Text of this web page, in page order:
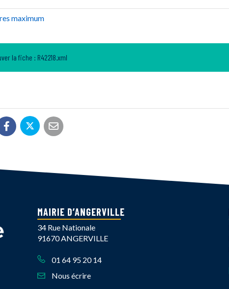
maximum
la fiche : R42218.xml
Partager sur Facebook
Partager sur Twitter
Partager par email
Instagram
Youtube
MAIRIE D’ANGERVILLE
34 Rue Nationale
91670 ANGERVILLE
01 64 95 20 14
Nous écrire